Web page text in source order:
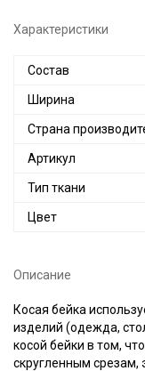
Характеристики
Состав
Ширина
Страна
Артикул
Тип ткани
Цвет
Описание
Косая бейка
изделий (одежда,
косой бейки в том,
скругленным срезам,
Секретная
Мы
промокоды